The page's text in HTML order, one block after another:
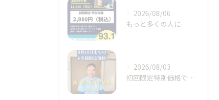
2026/08/06
もっと多くの人に
2026/08/03
初回限定特別価格です！